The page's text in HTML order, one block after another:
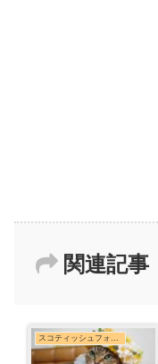
関連記事